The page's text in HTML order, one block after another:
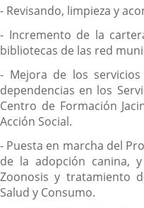
- Revisando, limpieza y
- Incremento de la
bibliotecas de las red
- Mejora de los
dependencias en los
Centro de Formación
Acción Social.
- Puesta en marcha del
de la adopción canina,
Zoonosis y tratamiento
Salud y Consumo.